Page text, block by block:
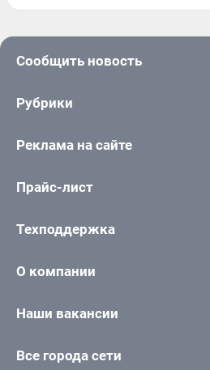
Сообщить новость
Рубрики
Реклама на сайте
Прайс-лист
Техподдержка
О компании
Наши вакансии
Все города сети